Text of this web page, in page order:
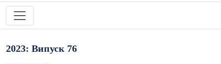
2023: Випуск 76